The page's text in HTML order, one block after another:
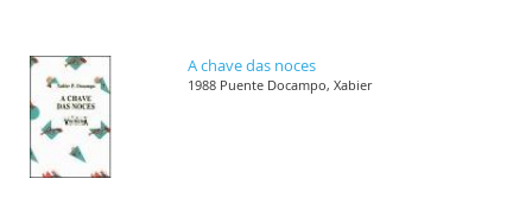
A chave das noces
1988 Puente Docampo, Xabier